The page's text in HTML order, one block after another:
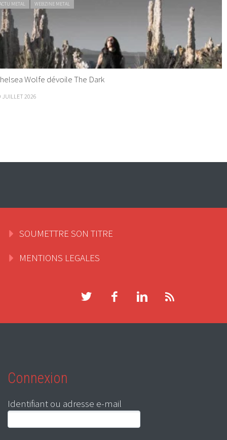
METAL WEBZINE METAL
Wolfe dévoile The Dark
JUILLET 2026
SOUMETTRE SON TITRE
MENTIONS LEGALES
Connexion
Identifiant ou adresse e-mail